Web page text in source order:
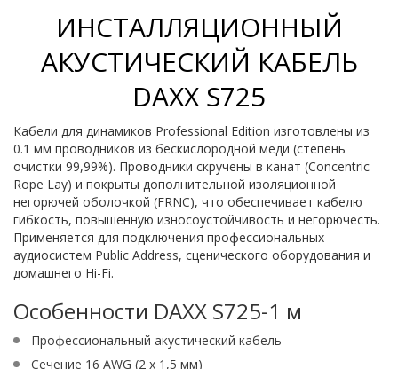
ИНСТАЛЛЯЦИОННЫЙ
АКУСТИЧЕСКИЙ КАБЕЛЬ
DAXX S725
Кабели для динамиков Professional Edition изготовлены из
0.1 мм проводников из бескислородной меди (степень
очистки 99,99%). Проводники скручены в канат (Concentric
Rope Lay) и покрыты дополнительной изоляционной
негорючей оболочкой (FRNC), что обеспечивает кабелю
гибкость, повышенную износоустойчивость и негорючесть.
Применяется для подключения профессиональных
аудиосистем Public Address, сценического оборудования и
домашнего Hi-Fi.
Особенности DAXX S725-1 м
Профессиональный акустический кабель
Сечение 16 AWG (2 x 1,5 мм)